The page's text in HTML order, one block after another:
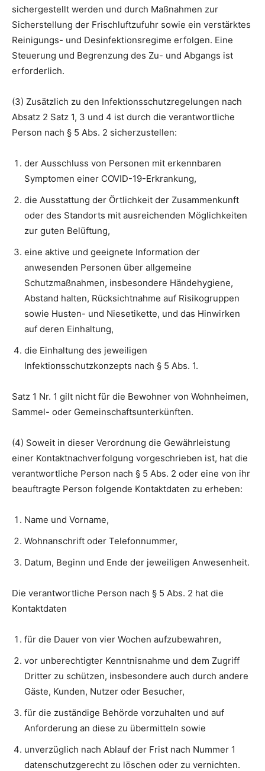
sichergestellt werden und durch Maßnahmen zur
Sicherstellung der Frischluftzufuhr sowie ein verstärktes
Reinigungs- und Desinfektionsregime erfolgen. Eine
Steuerung und Begrenzung des Zu- und Abgangs ist
erforderlich.
(3) Zusätzlich zu den Infektionsschutzregelungen nach
Absatz 2 Satz 1, 3 und 4 ist durch die verantwortliche
Person nach § 5 Abs. 2 sicherzustellen:
der Ausschluss von Personen mit erkennbaren
Symptomen einer COVID-19-Erkrankung,
die Ausstattung der Örtlichkeit der Zusammenkunft
oder des Standorts mit ausreichenden Möglichkeiten
zur guten Belüftung,
eine aktive und geeignete Information der
anwesenden Personen über allgemeine
Schutzmaßnahmen, insbesondere Händehygiene,
Abstand halten, Rücksichtnahme auf Risikogruppen
sowie Husten- und Niesetikette, und das Hinwirken
auf deren Einhaltung,
die Einhaltung des jeweiligen
Infektionsschutzkonzepts nach § 5 Abs. 1.
Satz 1 Nr. 1 gilt nicht für die Bewohner von Wohnheimen,
Sammel- oder Gemeinschaftsunterkünften.
(4) Soweit in dieser Verordnung die Gewährleistung
einer Kontaktnachverfolgung vorgeschrieben ist, hat die
verantwortliche Person nach § 5 Abs. 2 oder eine von ihr
beauftragte Person folgende Kontaktdaten zu erheben:
Name und Vorname,
Wohnanschrift oder Telefonnummer,
Datum, Beginn und Ende der jeweiligen Anwesenheit.
Die verantwortliche Person nach § 5 Abs. 2 hat die
Kontaktdaten
für die Dauer von vier Wochen aufzubewahren,
vor unberechtigter Kenntnisnahme und dem Zugriff
Dritter zu schützen, insbesondere auch durch andere
Gäste, Kunden, Nutzer oder Besucher,
für die zuständige Behörde vorzuhalten und auf
Anforderung an diese zu übermitteln sowie
unverzüglich nach Ablauf der Frist nach Nummer 1
datenschutzgerecht zu löschen oder zu vernichten.